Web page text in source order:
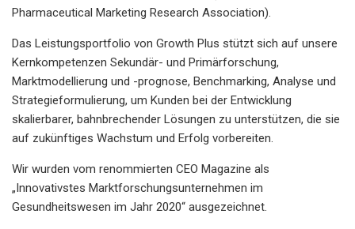
Pharmaceutical Marketing Research Association).
Das Leistungsportfolio von Growth Plus stützt sich auf unsere
Kernkompetenzen Sekundär- und Primärforschung,
Marktmodellierung und -prognose, Benchmarking, Analyse und
Strategieformulierung, um Kunden bei der Entwicklung
skalierbarer, bahnbrechender Lösungen zu unterstützen, die sie
auf zukünftiges Wachstum und Erfolg vorbereiten.
Wir wurden vom renommierten CEO Magazine als
„Innovativstes Marktforschungsunternehmen im
Gesundheitswesen im Jahr 2020“ ausgezeichnet.